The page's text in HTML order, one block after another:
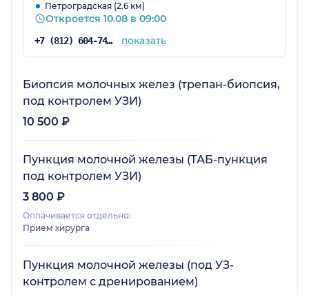
Петроградская (2.6 км)
Откроется 10.08 в 09:00
+7 (812) 604-74-86 показать
Биопсия молочных желез (трепан-биопсия,
под контролем УЗИ)
10 500 ₽
Пункция молочной железы (ТАБ-пункция
под контролем УЗИ)
3 800 ₽
Оплачивается отдельно:
Прием хирурга
Пункция молочной железы (под УЗ-
контролем с дренированием)